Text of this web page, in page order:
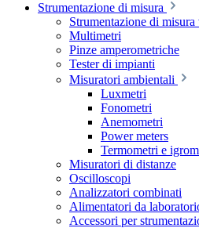
Strumentazione di misura
Strumentazione di misura
Multimetri
Pinze amperometriche
Tester di impianti
Misuratori ambientali
Luxmetri
Fonometri
Anemometri
Power meters
Termometri e
Misuratori di distanze
Oscilloscopi
Analizzatori combinati
Alimentatori da
Accessori per